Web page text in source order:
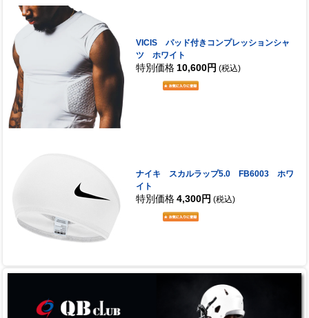
VICIS パッド付きコンプレッションシャ
ツ ホワイト
特別価格 10,600円 (税込)
ナイキ スカルラップ5.0 FB6003 ホワ
イト
特別価格 4,300円 (税込)